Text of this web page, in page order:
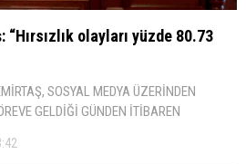
olayları yüzde 80.73
SOSYAL MEDYA ÜZERİNDEN
GELDİĞİ GÜNDEN İTİBAREN